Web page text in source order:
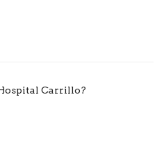
Carrillo?